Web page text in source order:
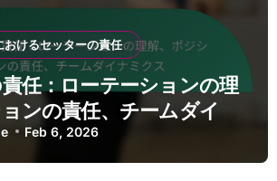
おけるセッターの責任
任：ローテーションの理
ンの責任、チームダイナ
Feb 6, 2026